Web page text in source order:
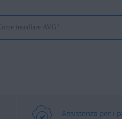
Assistenza per i